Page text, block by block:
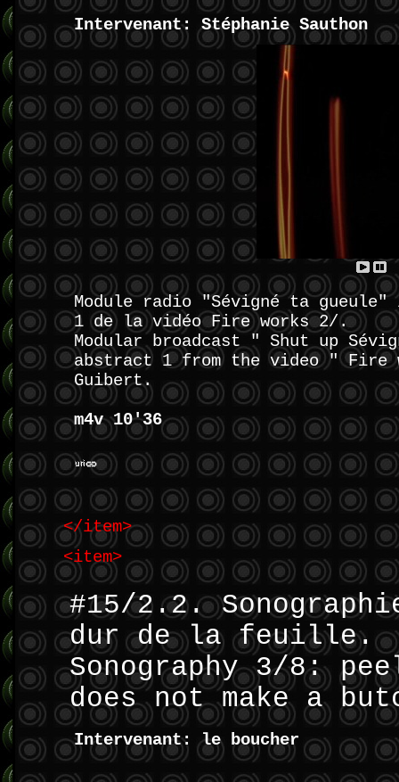
Intervenant: Stéphanie Sauthon
Module radio "Sévigné ta
1 de la vidéo Fire works 2/.
Modular broadcast " Shut up
abstract 1 from the video " Fire
Guibert.
m4v 10'36
</item>
<item>
#15/2.2.
dur de la feuille.
Sonography 3/8:
does not make a
Intervenant: le boucher